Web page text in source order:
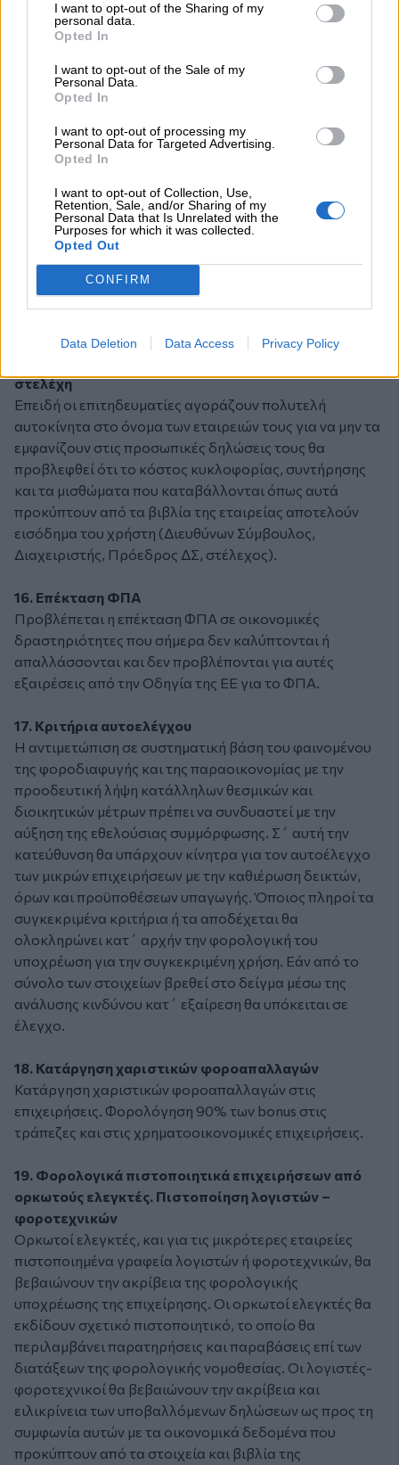
I want to opt-out of the Sharing of my
personal data.
Opted In
I want to opt-out of the Sale of my
Personal Data.
Opted In
I want to opt-out of processing my
Personal Data for Targeted Advertising.
Opted In
I want to opt-out of Collection, Use,
Retention, Sale, and/or Sharing of my
Personal Data that Is Unrelated with the
Purposes for which it was collected.
Opted Out
CONFIRM
Data Deletion Data Access Privacy Policy
Γ. ΦΟΡΟΛΟΓΙΑ ΕΠΙΧΕΙΡΗΣΕΩΝ
14. Διαχωρισμός των φορολογητέων κερδών σε μη
διανεμόμενα και διανεμόμενα κέρδη
Η φορολογία των μη διανεμομένων κερδών μειώνεται
σταδιακά από 25% σε 20%. Το 2010 ο συντελεστής
φόρου μειώνεται στο 24%. Η παρακράτηση φόρου στα
διανεμόμενα κέρδη (μερίσματα) γίνεται σε επίπεδο
νομικού προσώπου. Λαμβάνεται πρόνοια ώστε η
συνολική φορολογική επιβάρυνση να μη ξεπερνά τη
φορολογική επιβάρυνση για εισοδήματα από μισθωτή
στελέχη
Επειδή οι επιτηδευματίες αγοράζουν πολυτελή
αυτοκίνητα στο όνομα των εταιρειών τους για να μην τα
εμφανίζουν στις προσωπικές δηλώσεις τους θα
προβλεφθεί ότι το κόστος κυκλοφορίας, συντήρησης
και τα μισθώματα που καταβάλλονται όπως αυτά
προκύπτουν από τα βιβλία της εταιρείας αποτελούν
εισόδημα του χρήστη (Διευθύνων Σύμβουλος,
Διαχειριστής, Πρόεδρος ΔΣ, στέλεχος).
16. Επέκταση ΦΠΑ
Προβλέπεται η επέκταση ΦΠΑ σε οικονομικές
δραστηριότητες που σήμερα δεν καλύπτονται ή
απαλλάσσονται και δεν προβλέπονται για αυτές
εξαιρέσεις από την Οδηγία της ΕΕ για το ΦΠΑ.
17. Κριτήρια αυτοελέγχου
Η αντιμετώπιση σε συστηματική βάση του φαινομένου
της φοροδιαφυγής και της παραοικονομίας με την
προοδευτική λήψη κατάλληλων θεσμικών και
διοικητικών μέτρων πρέπει να συνδυαστεί με την
αύξηση της εθελούσιας συμμόρφωσης. Σ΄ αυτή την
κατεύθυνση θα υπάρχουν κίνητρα για τον αυτοέλεγχο
των μικρών επιχειρήσεων με την καθιέρωση δεικτών,
όρων και προϋποθέσεων υπαγωγής. Όποιος πληροί τα
συγκεκριμένα κριτήρια ή τα αποδέχεται θα
ολοκληρώνει κατ΄ αρχήν την φορολογική του
υποχρέωση για την συγκεκριμένη χρήση. Εάν από το
σύνολο των στοιχείων βρεθεί στο δείγμα μέσω της
ανάλυσης κινδύνου κατ΄ εξαίρεση θα υπόκειται σε
έλεγχο.
18. Κατάργηση χαριστικών φοροαπαλλαγών
Κατάργηση χαριστικών φοροαπαλλαγών στις
επιχειρήσεις. Φορολόγηση 90% των bonus στις
τράπεζες και στις χρηματοοικονομικές επιχειρήσεις.
19. Φορολογικά πιστοποιητικά επιχειρήσεων από
ορκωτούς ελεγκτές. Πιστοποίηση λογιστών –
φοροτεχνικών
Ορκωτοί ελεγκτές, και για τις μικρότερες εταιρείες
πιστοποιημένα γραφεία λογιστών ή φοροτεχνικών, θα
βεβαιώνουν την ακρίβεια της φορολογικής
υποχρέωσης της επιχείρησης. Οι ορκωτοί ελεγκτές θα
εκδίδουν σχετικό πιστοποιητικό, το οποίο θα
περιλαμβάνει παρατηρήσεις και παραβάσεις επί των
διατάξεων της φορολογικής νομοθεσίας. Οι λογιστές-
φοροτεχνικοί θα βεβαιώνουν την ακρίβεια και
ειλικρίνεια των υποβαλλόμενων δηλώσεων ως προς τη
συμφωνία αυτών με τα οικονομικά δεδομένα που
προκύπτουν από τα στοιχεία και βιβλία της